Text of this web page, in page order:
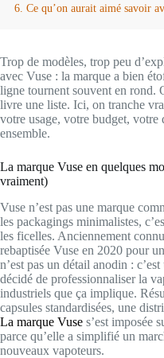
Ce qu’on aurait aimé savoir
Trop de modèles, trop peu
avec Vuse : la marque a bien
ligne tournent souvent en rond.
livre une liste. Ici, on tranche
votre usage, votre budget, votre
ensemble.
La marque Vuse en quelques
vraiment)
Vuse n’est pas une marque
les packagings minimalistes,
les ficelles. Anciennement
rebaptisée Vuse en 2020 pour
n’est pas un détail anodin :
décidé de professionnaliser la
industriels que ça implique.
capsules standardisées, une
La marque Vuse s’est imposée
parce qu’elle a simplifié un
nouveaux vapoteurs.